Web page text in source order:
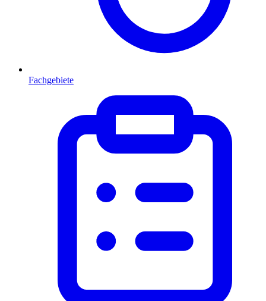
Fachgebiete